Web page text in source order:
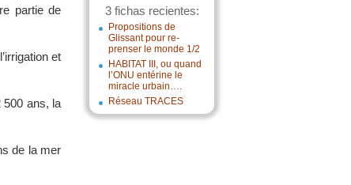
3 fichas recientes:
Propositions de
Glissant pour re-
prenser le monde 1/2
HABITAT III, ou quand
l’ONU entérine le
miracle urbain….
Réseau TRACES
partie de
et
500 ans, la
de la mer